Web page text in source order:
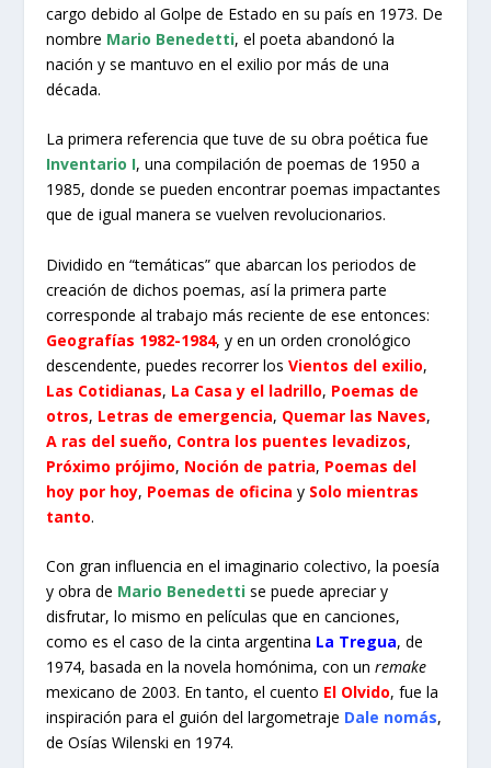
cargo debido al Golpe de Estado en su país en 1973. De
nombre Mario Benedetti, el poeta abandonó la
nación y se mantuvo en el exilio por más de una
década.
La primera referencia que tuve de su obra poética fue
Inventario I, una compilación de poemas de 1950 a
1985, donde se pueden encontrar poemas impactantes
que de igual manera se vuelven revolucionarios.
Dividido en “temáticas” que abarcan los periodos de
creación de dichos poemas, así la primera parte
corresponde al trabajo más reciente de ese entonces:
Geografías 1982-1984, y en un orden cronológico
descendente, puedes recorrer losVientos del exilio,
Las Cotidianas, La Casa y el ladrillo, Poemas de
otros, Letras de emergencia, Quemar las Naves,
A ras del sueño, Contra los puentes levadizos,
Próximo prójimo, Noción de patria, Poemas del
hoy por hoy, Poemas de oficina y Solo mientras
tanto.
Con gran influencia en el imaginario colectivo, la poesía
y obra de Mario Benedetti se puede apreciar y
disfrutar, lo mismo en películas que en canciones,
como es el caso de la cinta argentina La Tregua, de
1974, basada en la novela homónima, con unremake
mexicano de 2003. En tanto, el cuento El Olvido, fue la
inspiración para el guión del largometraje Dale nomás,
de Osías Wilenski en 1974.